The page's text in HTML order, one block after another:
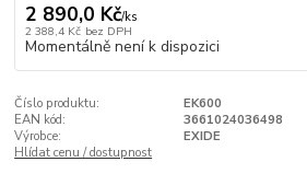
2 890,0 Kč/ks
2 388,4 Kč bez DPH
Momentálně není k dispozici
Číslo produktu:
EK600
EAN kód:
3661024036498
Výrobce:
EXIDE
Hlídat cenu / dostupnost